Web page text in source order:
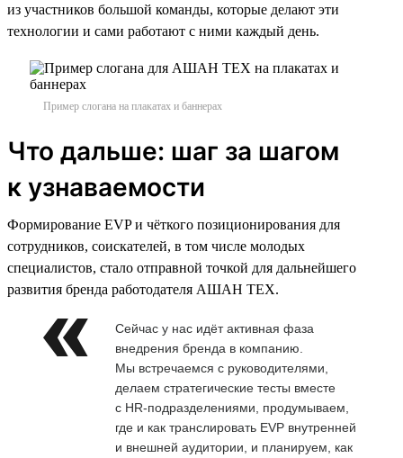
из участников большой команды, которые делают эти
технологии и сами работают с ними каждый день.
Пример слогана на плакатах и баннерах
Что дальше: шаг за шагом
к узнаваемости
Формирование EVP и чёткого позиционирования для
сотрудников, соискателей, в том числе молодых
специалистов, стало отправной точкой для дальнейшего
развития бренда работодателя АШАН ТЕХ.
Сейчас у нас идёт активная фаза
внедрения бренда в компанию.
Мы встречаемся с руководителями,
делаем стратегические тесты вместе
с HR-подразделениями, продумываем,
где и как транслировать EVP внутренней
и внешней аудитории, и планируем, как